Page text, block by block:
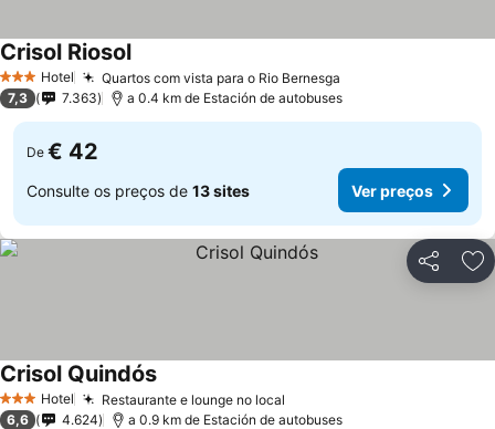
3 EstrelasHotel Quartos com vista para o Rio Bernesga
Crisol RiosolVer preços
7,3 7.363 a 0.4 km de Estación de autobuses
De € 42
Consulte os preços de 13 sites Ver preços
Partilhar
3 EstrelasHotel Restaurante e lounge no local
Crisol QuindósVer preços
6,6 4.624 a 0.9 km de Estación de autobuses